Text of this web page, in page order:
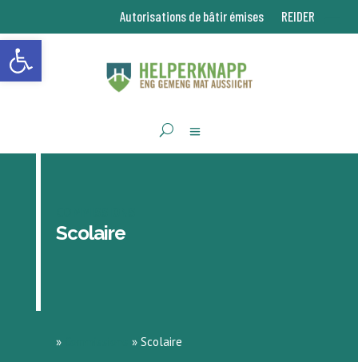
Ouvrir la barre d’outils
Autorisations de bâtir émises REIDER
Scolaire
» » Scolaire